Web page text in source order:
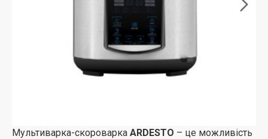
Мультиварка-скороварка ARDESTO – це можливість